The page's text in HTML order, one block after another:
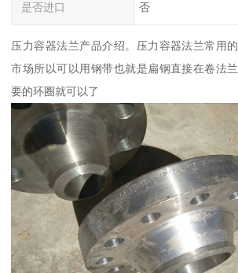
是否进口 否
压力容器法兰产品介绍。压力容器法兰常用
市场所以可以用钢带也就是扁钢直接在卷法
要的环圈就可以了